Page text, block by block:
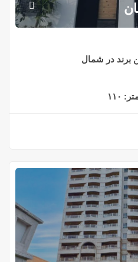
برند در شمال
۱۱۰